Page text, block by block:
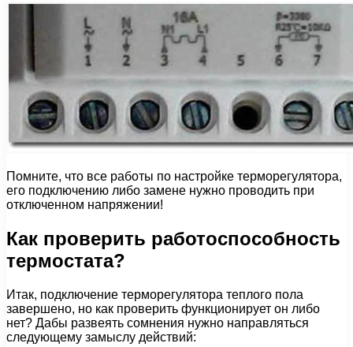
Помните, что все работы по настройке терморегулятора,
его подключению либо замене нужно проводить при
отключенном напряжении!
Как проверить работоспособность
термостата?
Итак, подключение терморегулятора теплого пола
завершено, но как проверить функционирует он либо
нет? Дабы развеять сомнения нужно направляться
следующему замыслу действий: